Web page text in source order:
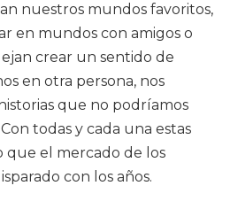
nuestros mundos favoritos,
en mundos con amigos o
crear un sentido de
en otra persona, nos
que no podríamos
todas y cada una estas
que el mercado de los
con los años.